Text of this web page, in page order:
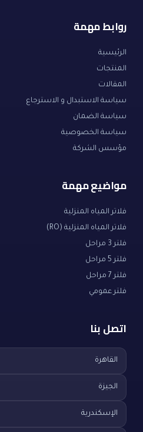
روابط مهمة
الرئيسية
المنتجات
المقالات
سياسة الاستبدال و الاسترجاع
سياسة الضمان
سياسة الخصوصية
مؤسس الشركة
مواضيع مهمة
فلاتر المياه المنزلية
فلاتر المياه المنزلية (RO)
فلتر 3 مراحل
فلتر 5 مراحل
فلتر 7 مراحل
فلتر عمومي
اتصل بنا
القاهرة
الجيزة
الإسكندرية